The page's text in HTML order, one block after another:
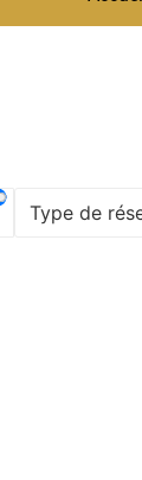
Type de